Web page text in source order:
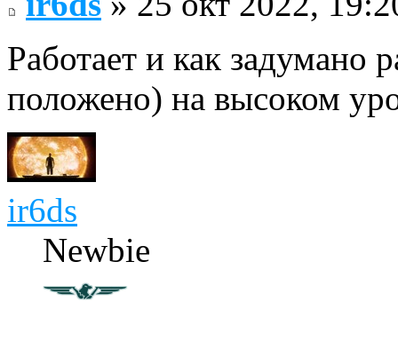
Работает и как задумано
положено) на высоком
ir6ds
Newbie